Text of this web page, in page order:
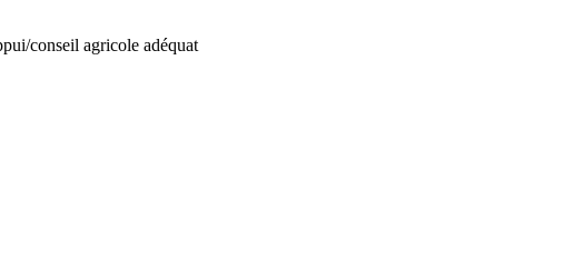
conseil agricole adéquat